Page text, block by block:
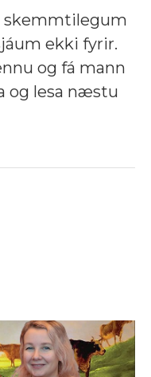
skemmtilegum
ekki fyrir.
og fá mann